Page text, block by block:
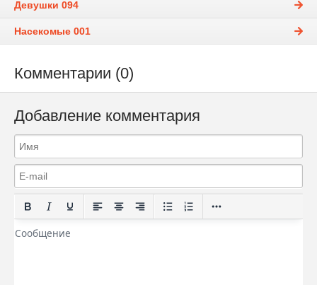
Девушки 094
Насекомые 001
Комментарии (0)
Добавление комментария